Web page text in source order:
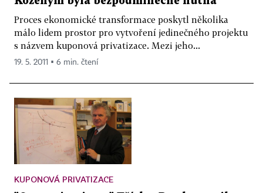
Proces ekonomické transformace poskytl několika
málo lidem prostor pro vytvoření jedinečného projektu
s názvem kuponová privatizace. Mezi jeho...
19. 5. 2011 ▪ 6 min. čtení
KUPONOVÁ PRIVATIZACE